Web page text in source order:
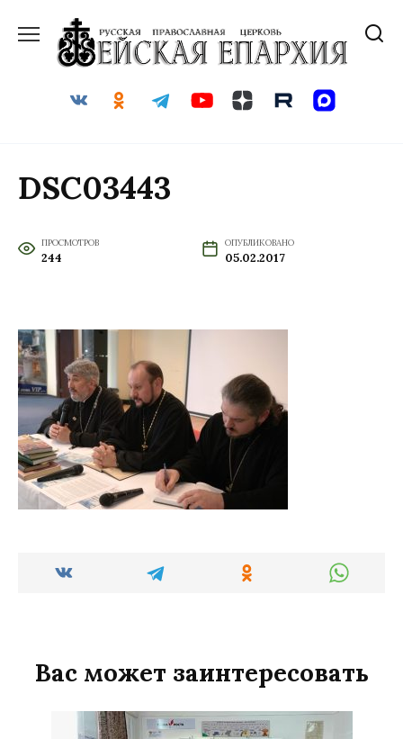
содержанию
DSC03443
ПРОСМОТРОВ
244
ОПУБЛИКОВАНО
05.02.2017
Вас может заинтересовать